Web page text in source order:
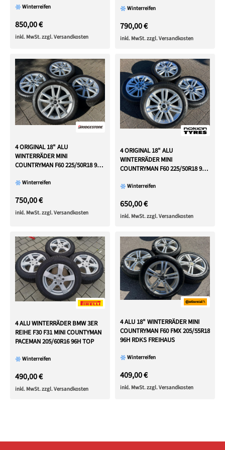
Winterreifen
850,00 €
inkl. MwSt. zzgl. Versandkosten
Winterreifen
790,00 €
inkl. MwSt. zzgl. Versandkosten
4 ORIGINAL 18" ALU
WINTERRÄDER MINI
COUNTRYMAN F60 225/50R18 95H
Winterreifen
750,00 €
inkl. MwSt. zzgl. Versandkosten
4 ORIGINAL 18" ALU
WINTERRÄDER MINI
COUNTRYMAN F60 225/50R18 99H
Winterreifen
650,00 €
inkl. MwSt. zzgl. Versandkosten
4 ALU WINTERRÄDER BMW 3ER
REIHE F30 F31 MINI COUNTYMAN
PACEMAN 205/60R16 96H TOP
Winterreifen
490,00 €
inkl. MwSt. zzgl. Versandkosten
4 ALU 18" WINTERRÄDER MINI
COUNTRYMAN F60 FMX 205/55R18
96H RDKS FREIHAUS
Winterreifen
409,00 €
inkl. MwSt. zzgl. Versandkosten